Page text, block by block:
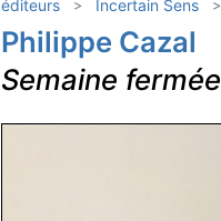
éditeurs Incertain Sens
Philippe Cazal
Semaine fermée